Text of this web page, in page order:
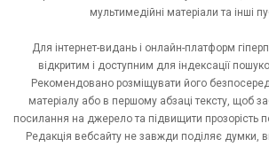
мультимедійні матеріали та інші
Для інтернет-видань і онлайн-платформ
відкритим і доступним для індексації
Рекомендовано розміщувати його
матеріалу або в першому абзаці тексту, щоб
посилання на джерело та підвищити прозорість
Редакція вебсайту не завжди поділяє думки,